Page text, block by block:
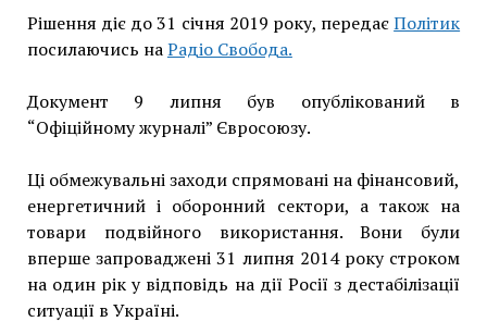
Рішення діє до 31 січня 2019 року, передаєПолітик
посилаючись наРадіо Свобода.
Документ 9 липня був опублікований в
“Офіційному журналі” Євросоюзу.
Ці обмежувальні заходи спрямовані на фінансовий,
енергетичний і оборонний сектори, а також на
товари подвійного використання. Вони були
вперше запроваджені 31 липня 2014 року строком
на один рік у відповідь на дії Росії з дестабілізації
ситуації в Україні.